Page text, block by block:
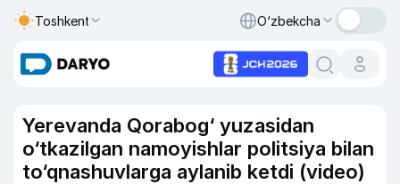
Toshkent O‘zbekcha
Yerevanda Qorabog‘ yuzasidan
o‘tkazilgan namoyishlar politsiya bilan
to‘qnashuvlarga aylanib ketdi (video)